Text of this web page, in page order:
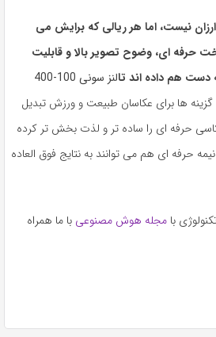
نیست، اما هر ریالی که برایش می
حرفه ای، وضوح تصویر بالا و قابلیت
هم داده اند تا
لنز سونی 100-400
گزینه ها برای عکاسان طبیعت و ورزش تبدیل
حرفه ای را ساده تر و لذت بخش تر کرده
حرفه ای هم می توانند به نتایج فوق العاده
با مجله هوش مصنوعی با ما همراه